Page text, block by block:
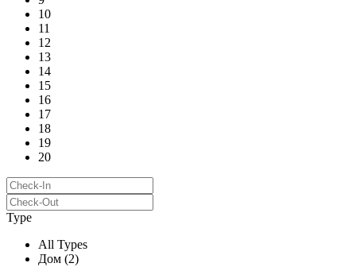
10
11
12
13
14
15
16
17
18
19
20
Type
All Types
Дом (2)